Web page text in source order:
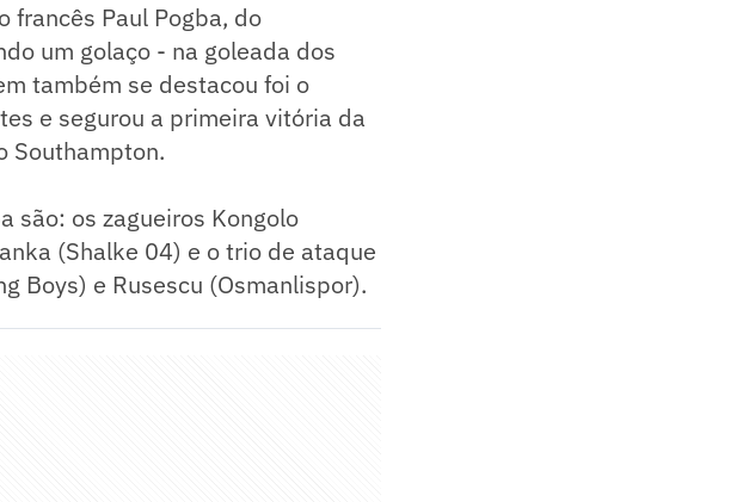
francês Paul Pogba, do
um golaço - na goleada dos
também se destacou foi o
e segurou a primeira vitória da
Southampton.
são: os zagueiros Kongolo
(Shalke 04) e o trio de ataque
Boys) e Rusescu (Osmanlispor).